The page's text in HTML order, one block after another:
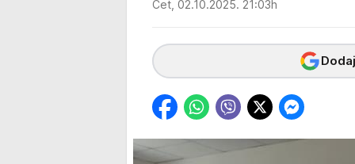
Čet, 02.10.2025. 21:03h